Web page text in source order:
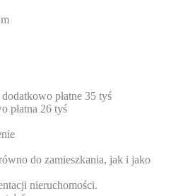
płatne 35 tyś
płatna 26 tyś
do zamieszkania, jak i jako
nieruchomości.